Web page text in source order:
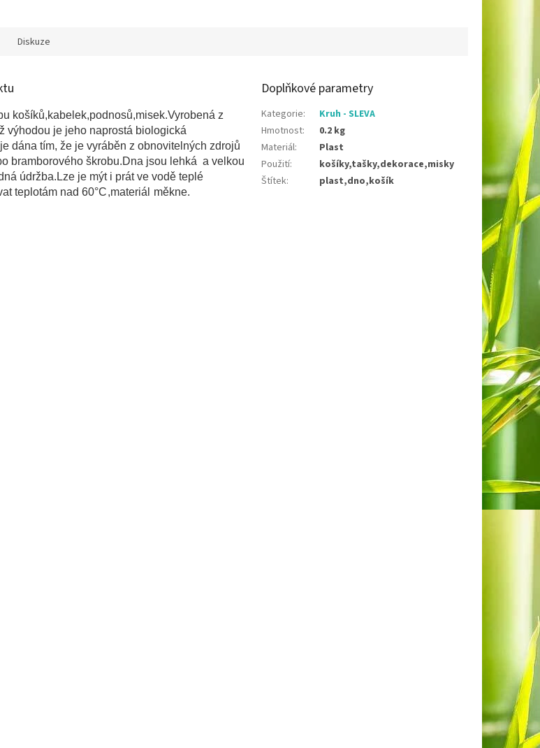
Diskuze
košíků,kabelek,podnosů,misek.Vyrobená z
výhodou je jeho naprostá biologická
dána tím, že je vyráběn z obnovitelných zdrojů
bramborového škrobu.Dna jsou lehká a velkou
údržba.Lze je mýt i prát ve vodě teplé
teplotám nad 60°C,materiál měkne.
Doplňkové parametry
Kategorie:
Kruh - SLEVA
Hmotnost:
0.2 kg
Materiál:
Plast
Použití:
košíky,tašky,dekorace,misky
Štítek: plast,dno,košík